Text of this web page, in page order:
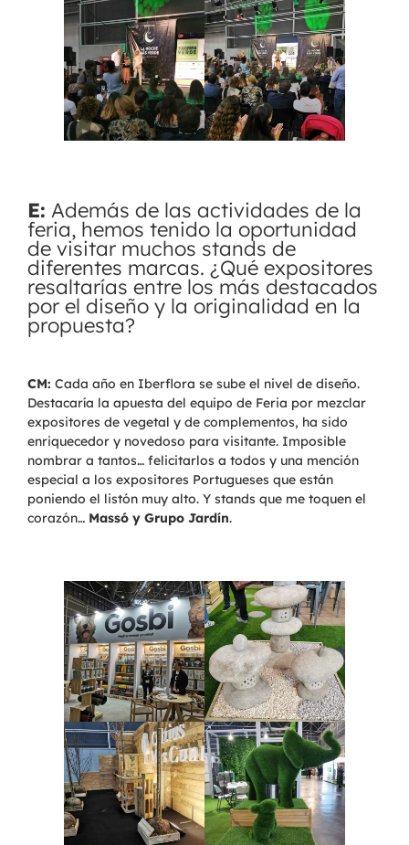
E: Además de las actividades de la
feria, hemos tenido la oportunidad
de visitar muchos stands de
diferentes marcas. ¿Qué expositores
resaltarías entre los más destacados
por el diseño y la originalidad en la
propuesta?
CM: Cada año en Iberflora se sube el nivel de diseño.
Destacaría la apuesta del equipo de Feria por mezclar
expositores de vegetal y de complementos, ha sido
enriquecedor y novedoso para visitante. Imposible
nombrar a tantos… felicitarlos a todos y una mención
especial a los expositores Portugueses que están
poniendo el listón muy alto. Y stands que me toquen el
corazón… Massó y Grupo Jardín.